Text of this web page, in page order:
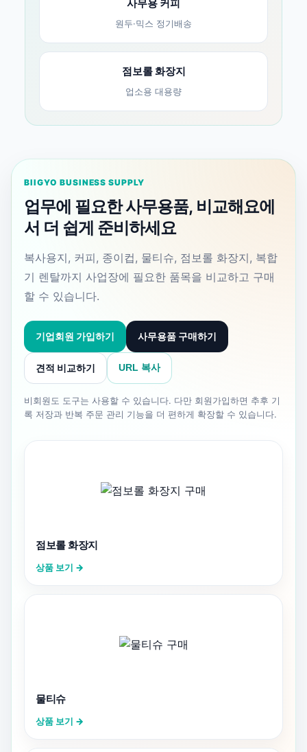
사무용 커피
원두·믹스 정기배송
점보롤 화장지
업소용 대용량
BIIGYO BUSINESS SUPPLY
업무에 필요한 사무용품, 비교해요에
서 더 쉽게 준비하세요
복사용지, 커피, 종이컵, 물티슈, 점보롤 화장지, 복합
기 렌탈까지 사업장에 필요한 품목을 비교하고 구매
할 수 있습니다.
기업회원 가입하기 사무용품 구매하기
견적 비교하기 URL 복사
비회원도 도구는 사용할 수 있습니다. 다만 회원가입하면 추후 기
록 저장과 반복 주문 관리 기능을 더 편하게 확장할 수 있습니다.
점보롤 화장지
상품 보기 →
물티슈
상품 보기 →